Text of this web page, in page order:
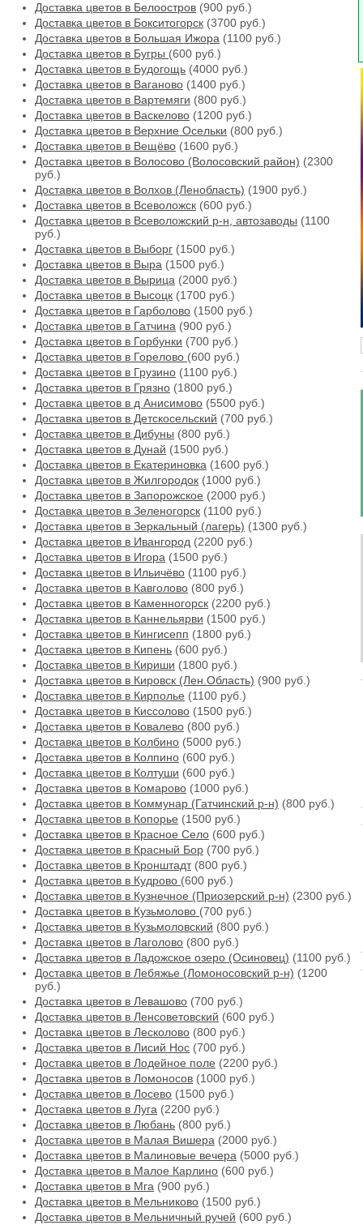
Доставка цветов в Белоостров (900 руб.)
Доставка цветов в Бокситогорск (3700 руб.)
Доставка цветов в Большая Ижора (1100 руб.)
Доставка цветов в Бугры (600 руб.)
Доставка цветов в Будогощь (4000 руб.)
Доставка цветов в Ваганово (1400 руб.)
Доставка цветов в Вартемяги (800 руб.)
Доставка цветов в Васкелово (1200 руб.)
Доставка цветов в Верхние Осельки (800 руб.)
Доставка цветов в Вещёво (1600 руб.)
Доставка цветов в Волосово (Волосовский район) (2300
руб.)
Доставка цветов в Волхов (Ленобласть) (1900 руб.)
Доставка цветов в Всеволожск (600 руб.)
Доставка цветов в Всеволожский р-н, автозаводы (1100
руб.)
Доставка цветов в Выборг (1500 руб.)
Доставка цветов в Выра (1500 руб.)
Доставка цветов в Вырица (2000 руб.)
Доставка цветов в Высоцк (1700 руб.)
Доставка цветов в Гарболово (1500 руб.)
Доставка цветов в Гатчина (900 руб.)
Доставка цветов в Горбунки (700 руб.)
Доставка цветов в Горелово (600 руб.)
Доставка цветов в Грузино (1100 руб.)
Доставка цветов в Грязно (1800 руб.)
Доставка цветов в д Анисимово (5500 руб.)
Доставка цветов в Детскосельский (700 руб.)
Доставка цветов в Дибуны (800 руб.)
Доставка цветов в Дунай (1500 руб.)
Доставка цветов в Екатериновка (1600 руб.)
Доставка цветов в Жилгородок (1000 руб.)
Доставка цветов в Запорожское (2000 руб.)
Доставка цветов в Зеленогорск (1100 руб.)
Доставка цветов в Зеркальный (лагерь) (1300 руб.)
Доставка цветов в Ивангород (2200 руб.)
Доставка цветов в Игора (1500 руб.)
Доставка цветов в Ильичёво (1100 руб.)
Доставка цветов в Кавголово (800 руб.)
Доставка цветов в Каменногорск (2200 руб.)
Доставка цветов в Каннельярви (1500 руб.)
Доставка цветов в Кингисепп (1800 руб.)
Доставка цветов в Кипень (600 руб.)
Доставка цветов в Кириши (1800 руб.)
Доставка цветов в Кировск (Лен.Область) (900 руб.)
Доставка цветов в Кирполье (1100 руб.)
Доставка цветов в Киссолово (1500 руб.)
Доставка цветов в Ковалево (800 руб.)
Доставка цветов в Колбино (5000 руб.)
Доставка цветов в Колпино (600 руб.)
Доставка цветов в Колтуши (600 руб.)
Доставка цветов в Комарово (1000 руб.)
Доставка цветов в Коммунар (Гатчинский р-н) (800 руб.)
Доставка цветов в Копорье (1500 руб.)
Доставка цветов в Красное Село (600 руб.)
Доставка цветов в Красный Бор (700 руб.)
Доставка цветов в Кронштадт(800 руб.)
Доставка цветов в Кудрово (600 руб.)
Доставка цветов в Кузнечное (Приозерский р-н) (2300 руб.)
Доставка цветов в Кузьмолово (700 руб.)
Доставка цветов в Кузьмоловский (800 руб.)
Доставка цветов в Лаголово (800 руб.)
Доставка цветов в Ладожское озеро (Осиновец) (1100 руб.)
Доставка цветов в Лебяжье (Ломоносовский р-н) (1200
руб.)
Доставка цветов в Левашово (700 руб.)
Доставка цветов в Ленсоветовский (600 руб.)
Доставка цветов в Лесколово (800 руб.)
Доставка цветов в Лисий Нос (700 руб.)
Доставка цветов в Лодейное поле (2200 руб.)
Доставка цветов в Ломоносов (1000 руб.)
Доставка цветов в Лосево (1500 руб.)
Доставка цветов в Луга (2200 руб.)
Доставка цветов в Любань (800 руб.)
Доставка цветов в Малая Вишера (2000 руб.)
Доставка цветов в Малиновые вечера (5000 руб.)
Доставка цветов в Малое Карлино (600 руб.)
Доставка цветов в Мга (900 руб.)
Доставка цветов в Мельниково (1500 руб.)
Доставка цветов в Мельничный ручей (600 руб.)